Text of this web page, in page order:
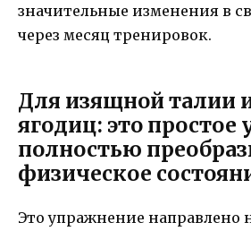
значительные изменения в
через месяц тренировок.
Для изящной талии
ягодиц: это
полностью
физическое
Это упражнение направлено